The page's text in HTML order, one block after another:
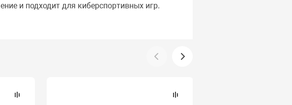
и подходит для киберспортивных игр.